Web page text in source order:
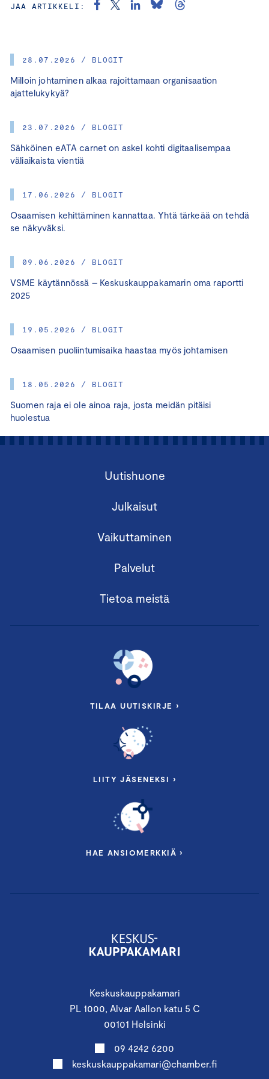
28.07.2026 / BLOGIT
Milloin johtaminen alkaa rajoittamaan organisaation
ajattelukykyä?
23.07.2026 / BLOGIT
Sähköinen eATA carnet on askel kohti digitaalisempaa
väliaikaista vientiä
17.06.2026 / BLOGIT
Osaamisen kehittäminen kannattaa. Yhtä tärkeää on tehdä
se näkyväksi.
09.06.2026 / BLOGIT
VSME käytännössä – Keskuskauppakamarin oma raportti
2025
19.05.2026 / BLOGIT
Osaamisen puoliintumisaika haastaa myös johtamisen
18.05.2026 / BLOGIT
Suomen raja ei ole ainoa raja, josta meidän pitäisi
huolestua
JAA ARTIKKELI:
Keskuskauppakamari
PL 1000, Alvar Aallon katu 5 C
00101 Helsinki
09 4242 6200
keskuskauppakamari@chamber.fi
Uutishuone
Julkaisut
Vaikuttaminen
Palvelut
Tietoa meistä
TILAA UUTISKIRJE ›
LIITY JÄSENEKSI ›
HAE ANSIOMERKKIÄ ›